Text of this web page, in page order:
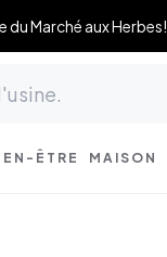
du Marché aux Herbes!
ÊTRE MAISON